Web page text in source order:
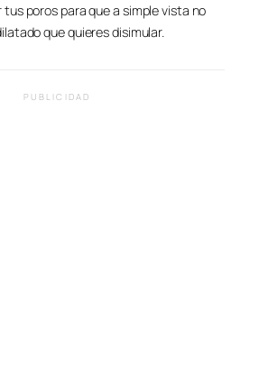
poros para que a simple vista no
que quieres disimular.
PUBLICIDAD